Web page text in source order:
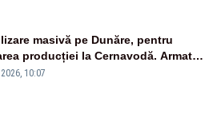
masivă pe Dunăre, pentru
producției la Cernavodă. Armata
o stâncă și va devia apa
10:07